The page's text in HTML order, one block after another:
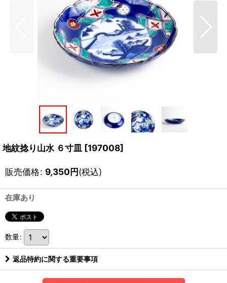
地紋捻り山水 ６寸皿 [197008]
販売価格: 9,350円(税込)
在庫あり
数量:
返品特約に関する重要事項